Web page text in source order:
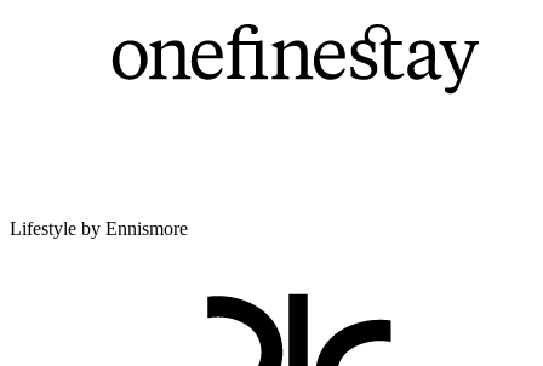
Lifestyle by Ennismore